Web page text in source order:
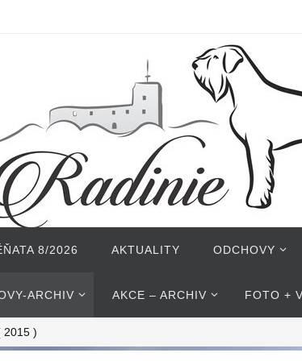
8/2026 AKTUALITY ODCHOVY
ARCHIV AKCE – ARCHIV FOTO +
2015 )